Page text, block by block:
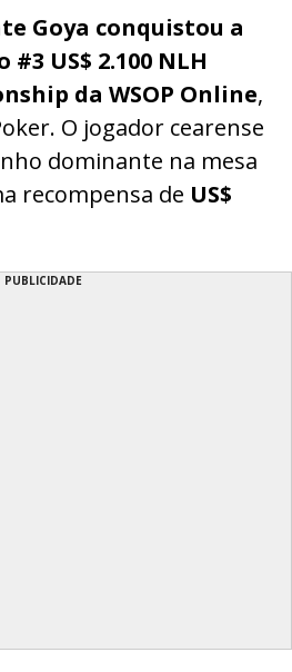
Goya conquistou a
US$ 2.100 NLH
da WSOP Online,
O jogador cearense
dominante na mesa
recompensa de US$
PUBLICIDADE